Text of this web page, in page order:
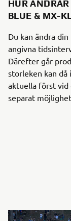
HUR
BLUE & MX-
Du kan ändra
angivna
Därefter går
storleken kan då
aktuella först vid
separat